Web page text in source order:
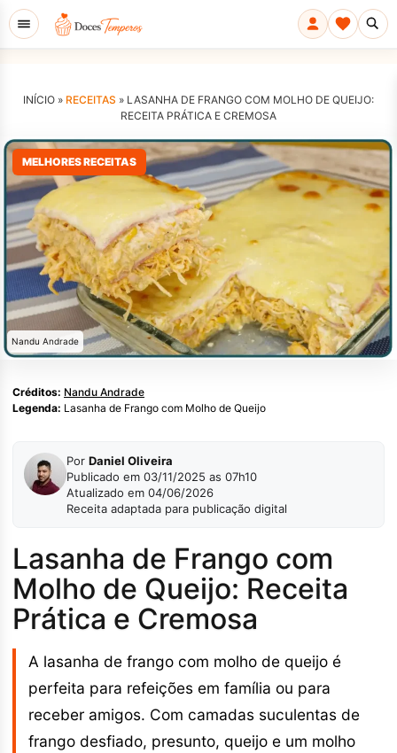
INÍCIO » RECEITAS » LASANHA DE FRANGO COM MOLHO DE QUEIJO:
RECEITA PRÁTICA E CREMOSA
MELHORES RECEITAS
Nandu Andrade
Créditos: Nandu Andrade
Legenda: Lasanha de Frango com Molho de Queijo
Por Daniel Oliveira
Publicado em 03/11/2025 as 07h10
Atualizado em 04/06/2026
Receita adaptada para publicação digital
Lasanha de Frango com
Molho de Queijo: Receita
Prática e Cremosa
A lasanha de frango com molho de queijo é
perfeita para refeições em família ou para
receber amigos. Com camadas suculentas de
frango desfiado, presunto, queijo e um molho